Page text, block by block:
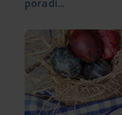
poradí...